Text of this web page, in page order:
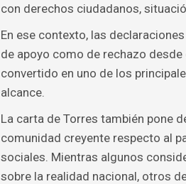
con derechos ciudadanos,
En ese contexto, las
de apoyo como de rechazo
convertido en uno de los
alcance.
La carta de Torres también pone
comunidad creyente respecto al
sociales. Mientras algunos
sobre la realidad nacional, otros